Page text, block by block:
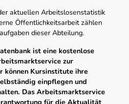
aktuellen Arbeitslosenstatistik
Öffentlichkeitsarbeit zählen
dieser Abteilung.
ist eine kostenlose
zur
können Kursinstitute ihre
einpflegen und
Das Arbeitsmarktservice
für die Aktualität